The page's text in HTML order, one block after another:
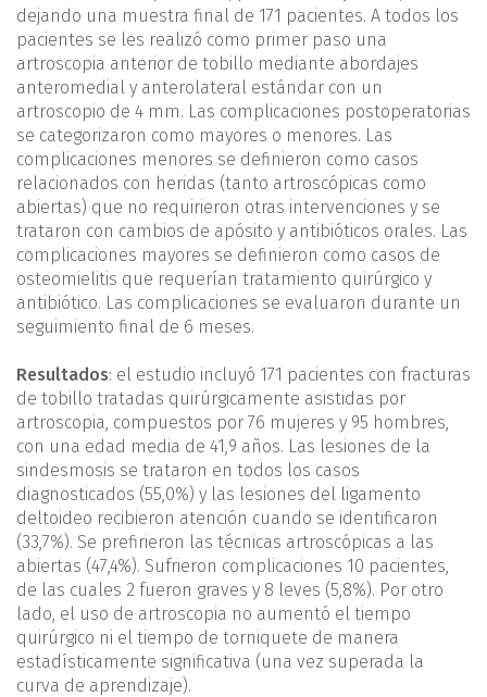
dejando una muestra final de 171 pacientes. A todos los
pacientes se les realizó como primer paso una
artroscopia anterior de tobillo mediante abordajes
anteromedial y anterolateral estándar con un
artroscopio de 4 mm. Las complicaciones postoperatorias
se categorizaron como mayores o menores. Las
complicaciones menores se definieron como casos
relacionados con heridas (tanto artroscópicas como
abiertas) que no requirieron otras intervenciones y se
trataron con cambios de apósito y antibióticos orales. Las
complicaciones mayores se definieron como casos de
osteomielitis que requerían tratamiento quirúrgico y
antibiótico. Las complicaciones se evaluaron durante un
seguimiento final de 6 meses.
Resultados: el estudio incluyó 171 pacientes con fracturas
de tobillo tratadas quirúrgicamente asistidas por
artroscopia, compuestos por 76 mujeres y 95 hombres,
con una edad media de 41,9 años. Las lesiones de la
sindesmosis se trataron en todos los casos
diagnosticados (55,0%) y las lesiones del ligamento
deltoideo recibieron atención cuando se identificaron
(33,7%). Se prefirieron las técnicas artroscópicas a las
abiertas (47,4%). Sufrieron complicaciones 10 pacientes,
de las cuales 2 fueron graves y 8 leves (5,8%). Por otro
lado, el uso de artroscopia no aumentó el tiempo
quirúrgico ni el tiempo de torniquete de manera
estadísticamente significativa (una vez superada la
curva de aprendizaje).